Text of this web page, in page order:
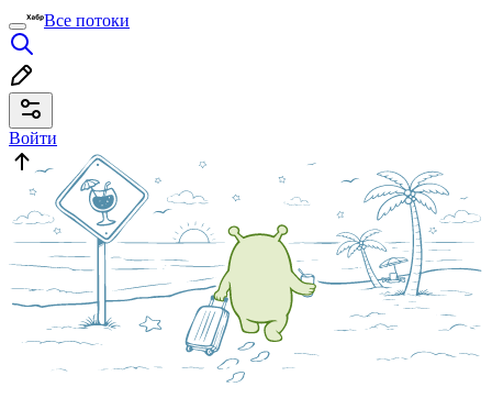
Все потоки
Войти